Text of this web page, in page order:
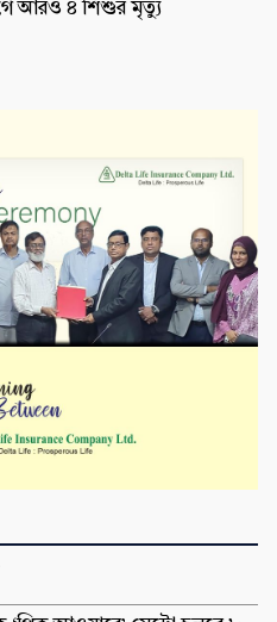
আরও ৪ শিশুর মৃত্যু